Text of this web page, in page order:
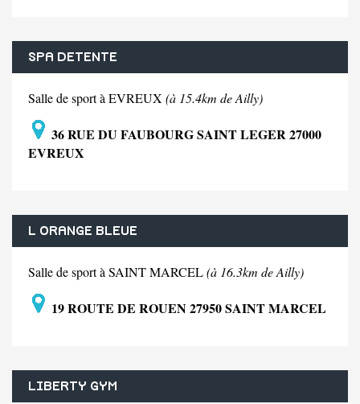
SPA DETENTE
Salle de sport à EVREUX (à 15.4km de Ailly)
36 RUE DU FAUBOURG SAINT LEGER 27000
EVREUX
L ORANGE BLEUE
Salle de sport à SAINT MARCEL(à 16.3km de Ailly)
19 ROUTE DE ROUEN 27950 SAINT MARCEL
LIBERTY GYM